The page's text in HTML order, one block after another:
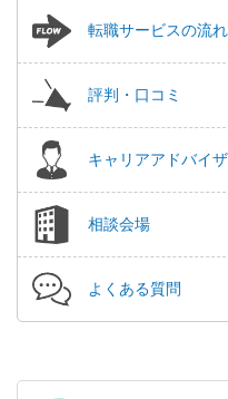
転職サービスの流れ
評判・口コミ
キャリアアドバイ
相談会場
よくある質問